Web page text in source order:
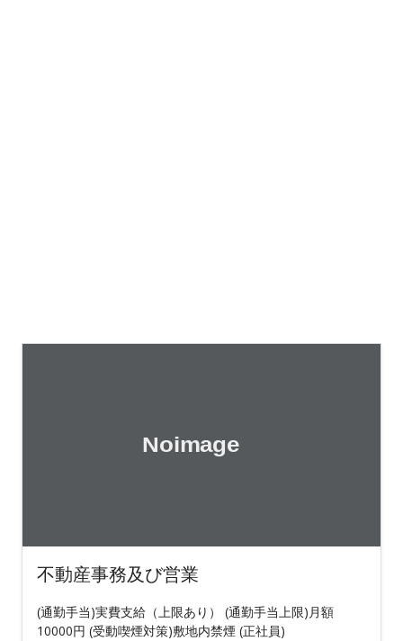
不動産事務及び営業
(通勤手当)実費支給（上限あり） (通勤手当上限)月額
10000円 (受動喫煙対策)敷地内禁煙 (正社員)